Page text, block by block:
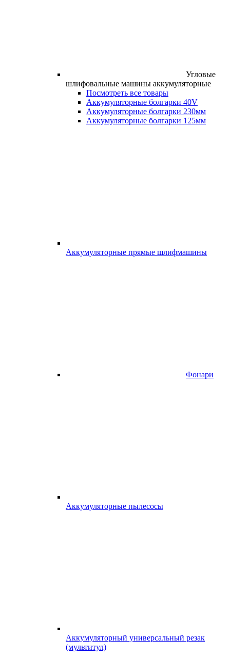
Угловые
шлифовальные машины аккумуляторные
Посмотреть все товары
Аккумуляторные болгарки 40V
Аккумуляторные болгарки 230мм
Аккумуляторные болгарки 125мм
Аккумуляторные прямые шлифмашины
Фонари
Аккумуляторные пылесосы
Аккумуляторный универсальный резак
(мультитул)